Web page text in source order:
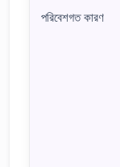
পরিবেশগত কারণ